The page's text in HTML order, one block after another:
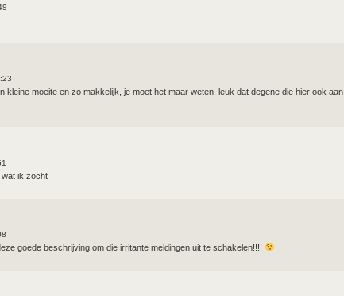
kleine moeite en zo makkelijk, je moet het maar weten, leuk dat degene die hier ook aan
ik zocht
goede beschrijving om die irritante meldingen uit te schakelen!!!!